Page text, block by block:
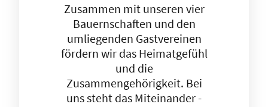
Zusammen mit unseren vier
Bauernschaften und den
umliegenden Gastvereinen
fördern wir das Heimatgefühl
und die
Zusammengehörigkeit. Bei
uns steht das Miteinander -